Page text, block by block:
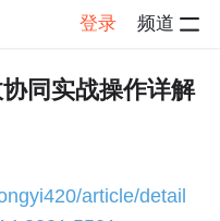
登录 频道
帖子详情
同实战操作详解
article/detail